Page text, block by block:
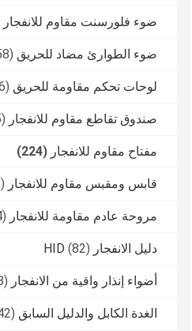
ضوء فلورسنت مقاوم للانفجار
ضوء الطوارئ مضاد للحريق (558)
لوحات تحكم مقاومة للحريق (296)
صندوق تقاطع مقاوم للانفجار (305)
مفتاح مقاوم للانفجار (224)
قابس ومقبس مقاوم للانفجار (283)
مروحة عادم مقاومة للانفجار (414)
دليل الانفجار HID (82)
أضواء إنذار واقية من الانفجار (408)
الغدة الكابل والدليل السابق (242)